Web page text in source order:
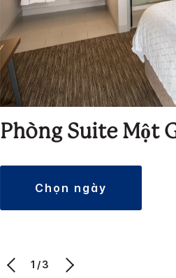
Phòng Suite Một
chọn ngày
1/3